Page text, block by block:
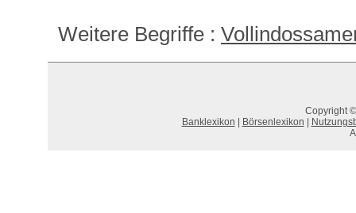
Weitere Begriffe :
Copyright
Banklexikon
Börsenlexikon